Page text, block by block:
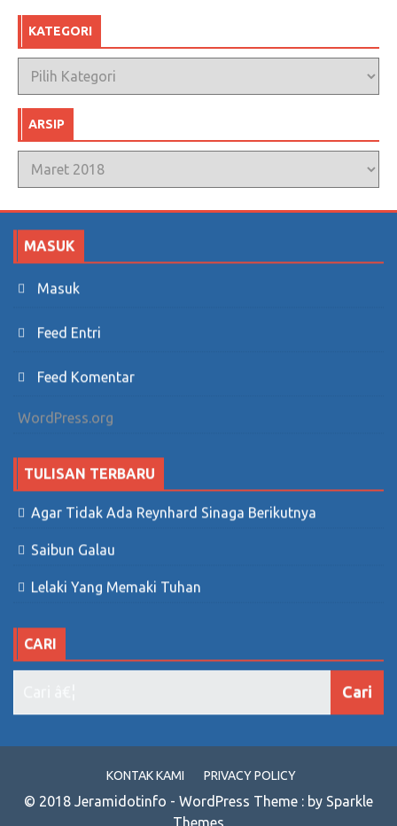
KATEGORI
Kategori
ARSIP
Arsip
MASUK
Masuk
Feed Entri
Feed Komentar
WordPress.org
TULISAN TERBARU
Agar Tidak Ada Reynhard Sinaga Berikutnya
Saibun Galau
Lelaki Yang Memaki Tuhan
CARI
KONTAK KAMI PRIVACY POLICY
© 2018 Jeramidotinfo - WordPress Theme : by Sparkle
Themes